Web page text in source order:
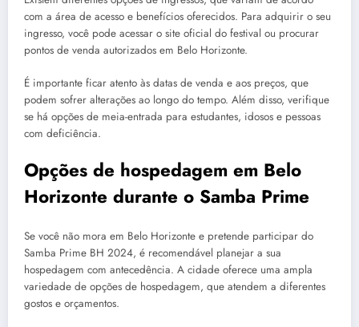
com a área de acesso e benefícios oferecidos. Para adquirir o seu
ingresso, você pode acessar o site oficial do festival ou procurar
pontos de venda autorizados em Belo Horizonte.
É importante ficar atento às datas de venda e aos preços, que
podem sofrer alterações ao longo do tempo. Além disso, verifique
se há opções de meia-entrada para estudantes, idosos e pessoas
com deficiência.
Opções de hospedagem em Belo
Horizonte durante o Samba Prime
Se você não mora em Belo Horizonte e pretende participar do
Samba Prime BH 2024, é recomendável planejar a sua
hospedagem com antecedência. A cidade oferece uma ampla
variedade de opções de hospedagem, que atendem a diferentes
gostos e orçamentos.